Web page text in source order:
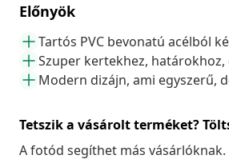
Előnyök
Tartós PVC bevonatú acélból
Szuper kertekhez, határokhoz,
Modern dizájn, ami egyszerű,
Tetszik a vásárolt terméket?
A fotód segíthet más